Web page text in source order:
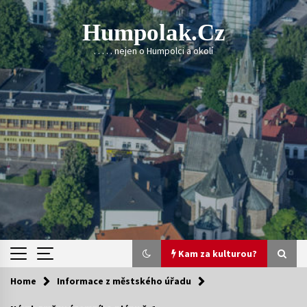
Skip
to
content
Humpolak.cz
. . . . . nejen o Humpolci a okolí
Kam za kulturou?
Kam za kulturou?
Home Informace z městského úřadu